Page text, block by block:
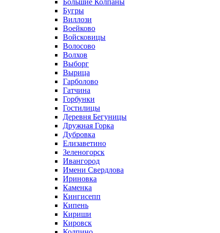
Большие Колпаны
Бугры
Виллози
Воейково
Войсковицы
Волосово
Волхов
Выборг
Вырица
Гарболово
Гатчина
Горбунки
Гостилицы
Деревня Бегуницы
Дружная Горка
Дубровка
Елизаветино
Зеленогорск
Ивангород
Имени Свердлова
Ириновка
Каменка
Кингисепп
Кипень
Кириши
Кировск